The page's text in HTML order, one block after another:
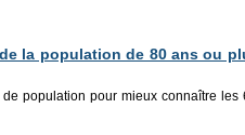
la population de 80 ans ou
population pour mieux connaître les